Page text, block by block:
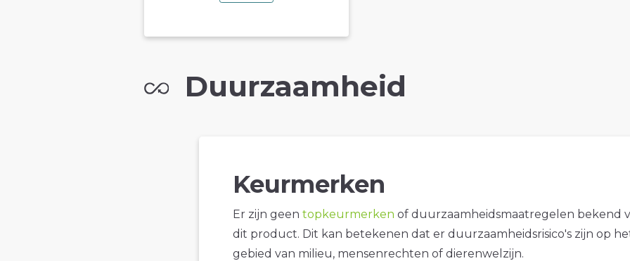
Duurzaamheid
Keurmerken
Er zijn geen topkeurmerken of duurzaamheidsmaatregelen bekend
dit product. Dit kan betekenen dat er duurzaamheidsrisico's zijn op
gebied van milieu, mensenrechten of dierenwelzijn.